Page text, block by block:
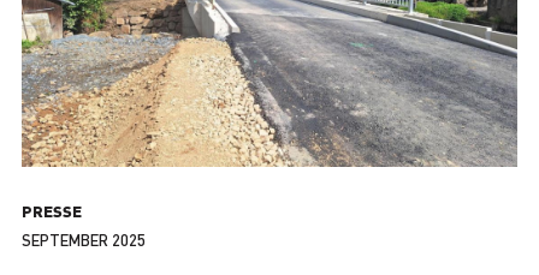
PRESSE
SEPTEMBER 2025